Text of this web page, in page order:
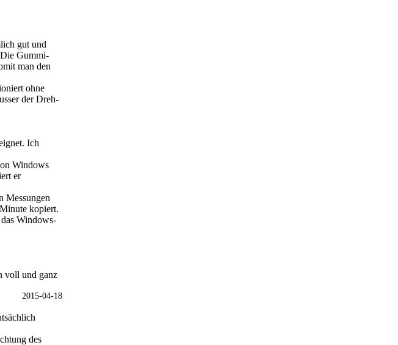
gut und
Gummi-
man den
ohne
der Dreh-
Ich
Windows
er
Messungen
kopiert.
Windows-
voll und ganz
2015-04-18
des